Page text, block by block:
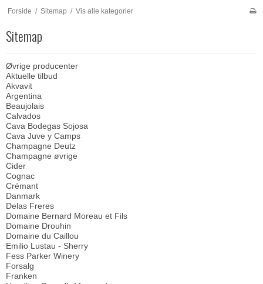
Forside / Sitemap / Vis alle kategorier
Sitemap
Øvrige producenter
Aktuelle tilbud
Akvavit
Argentina
Beaujolais
Calvados
Cava Bodegas Sojosa
Cava Juve y Camps
Champagne Deutz
Champagne øvrige
Cider
Cognac
Crémant
Danmark
Delas Freres
Domaine Bernard Moreau et Fils
Domaine Drouhin
Domaine du Caillou
Emilio Lustau - Sherry
Fess Parker Winery
Forsalg
Franken